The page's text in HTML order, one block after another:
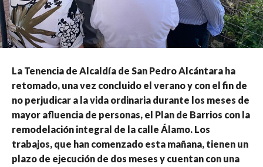
La Tenencia de Alcaldía de San Pedro Alcántara ha
retomado, una vez concluido el verano y con el fin de
no perjudicar a la vida ordinaria durante los meses de
mayor afluencia de personas, el Plan de Barrios con la
remodelación integral de la calle Álamo. Los
trabajos, que han comenzado esta mañana, tienen un
plazo de ejecución de dos meses y cuentan con una